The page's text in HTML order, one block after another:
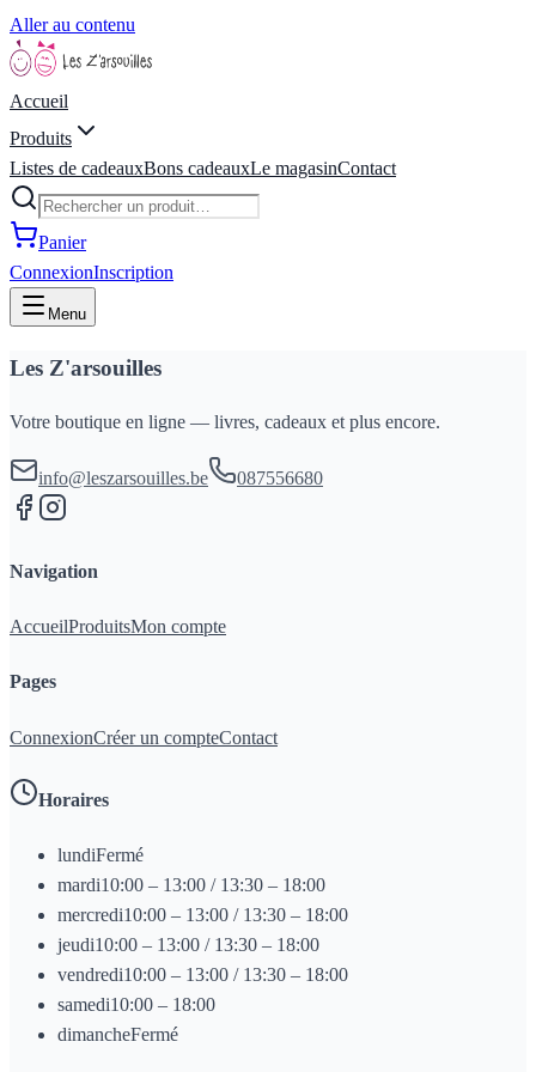
Aller au contenu
Accueil
Produits
Listes de cadeauxBons cadeauxLe magasinContact
Panier
ConnexionInscription
Menu
Les Z'arsouilles
Votre boutique en ligne — livres, cadeaux et plus encore.
info@leszarsouilles.be 087556680
Navigation
AccueilProduitsMon compte
Pages
ConnexionCréer un compteContact
Horaires
lundiFermé
mardi10:00 – 13:00 / 13:30 – 18:00
mercredi10:00 – 13:00 / 13:30 – 18:00
jeudi10:00 – 13:00 / 13:30 – 18:00
vendredi10:00 – 13:00 / 13:30 – 18:00
samedi10:00 – 18:00
dimancheFermé